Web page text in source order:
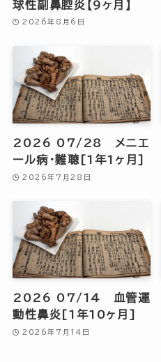
球性副鼻腔炎【9ヶ月】
2026年8月6日
2026 07/28 メニエ
ール病・難聴[1年1ヶ月]
2026年7月28日
2026 07/14 血管運
動性鼻炎[1年10ヶ月]
2026年7月14日